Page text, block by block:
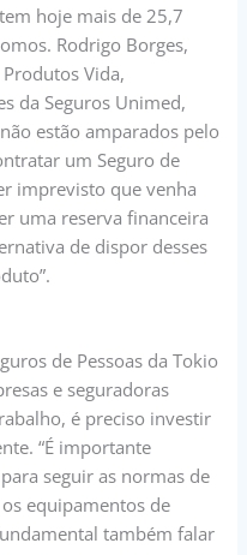
hoje mais de 25,7
Rodrigo Borges,
Vida,
da Seguros Unimed,
estão amparados pelo
um Seguro de
imprevisto que venha
uma reserva financeira
de dispor desses
de Pessoas da Tokio
e seguradoras
é preciso investir
“É importante
seguir as normas de
equipamentos de
também falar